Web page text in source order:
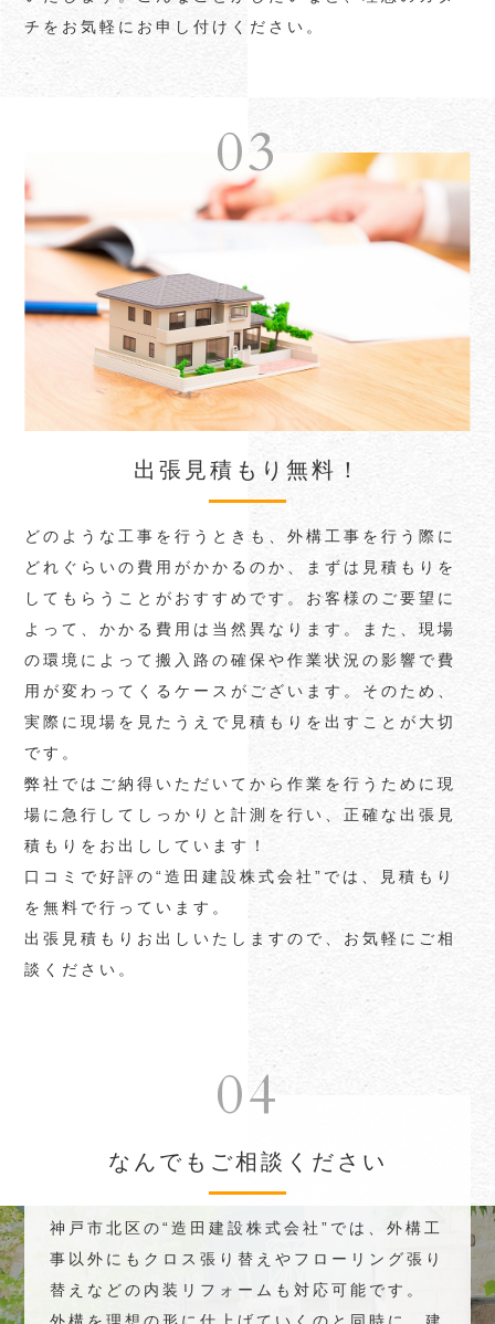
チをお気軽にお申し付けください。
03
出張見積もり無料！
どのような工事を行うときも、外構工事を行う際に
どれぐらいの費用がかかるのか、まずは見積もりを
してもらうことがおすすめです。お客様のご要望に
よって、かかる費用は当然異なります。また、現場
の環境によって搬入路の確保や作業状況の影響で費
用が変わってくるケースがございます。そのため、
実際に現場を見たうえで見積もりを出すことが大切
です。
弊社ではご納得いただいてから作業を行うために現
場に急行してしっかりと計測を行い、正確な出張見
積もりをお出ししています！
口コミで好評の“造田建設株式会社”では、見積もり
を無料で行っています。
出張見積もりお出しいたしますので、お気軽にご相
談ください。
04
なんでもご相談ください
神戸市北区の“造田建設株式会社”では、外構工
事以外にもクロス張り替えやフローリング張り
替えなどの内装リフォームも対応可能です。
外構を理想の形に仕上げていくのと同時に、建